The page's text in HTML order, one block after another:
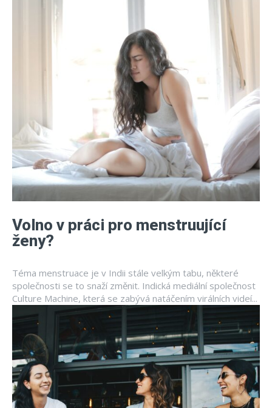
Volno v práci pro menstruující
ženy?
Téma menstruace je v Indii stále velkým tabu, některé
společnosti se to snaží změnit. Indická mediální společnost
Culture Machine, která se zabývá natáčením virálních videí...